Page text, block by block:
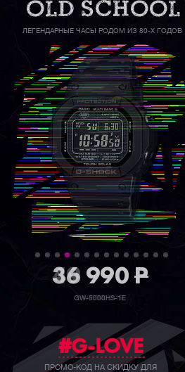
ЛЕГЕНДАРНЫЕ ЧАСЫ РОДОМ ИЗ 80-Х ГОДОВ
36 990P
GW-5000HS-1E
#G-LOVE
ПРОМО-КОД НА СКИДКУ ДЛЯ